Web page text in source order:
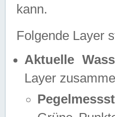
kann.
Folgende Layer
Aktuelle
Layer